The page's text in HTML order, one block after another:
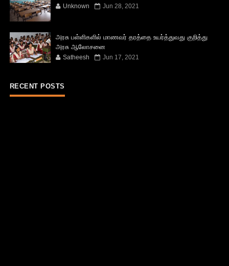
Unknown Jun 28, 2021
அரசு பள்ளிகளில் மாணவர் தரத்தை உயர்த்துவது குறித்து
அரசு ஆலோசனை
Satheesh Jun 17, 2021
RECENT POSTS